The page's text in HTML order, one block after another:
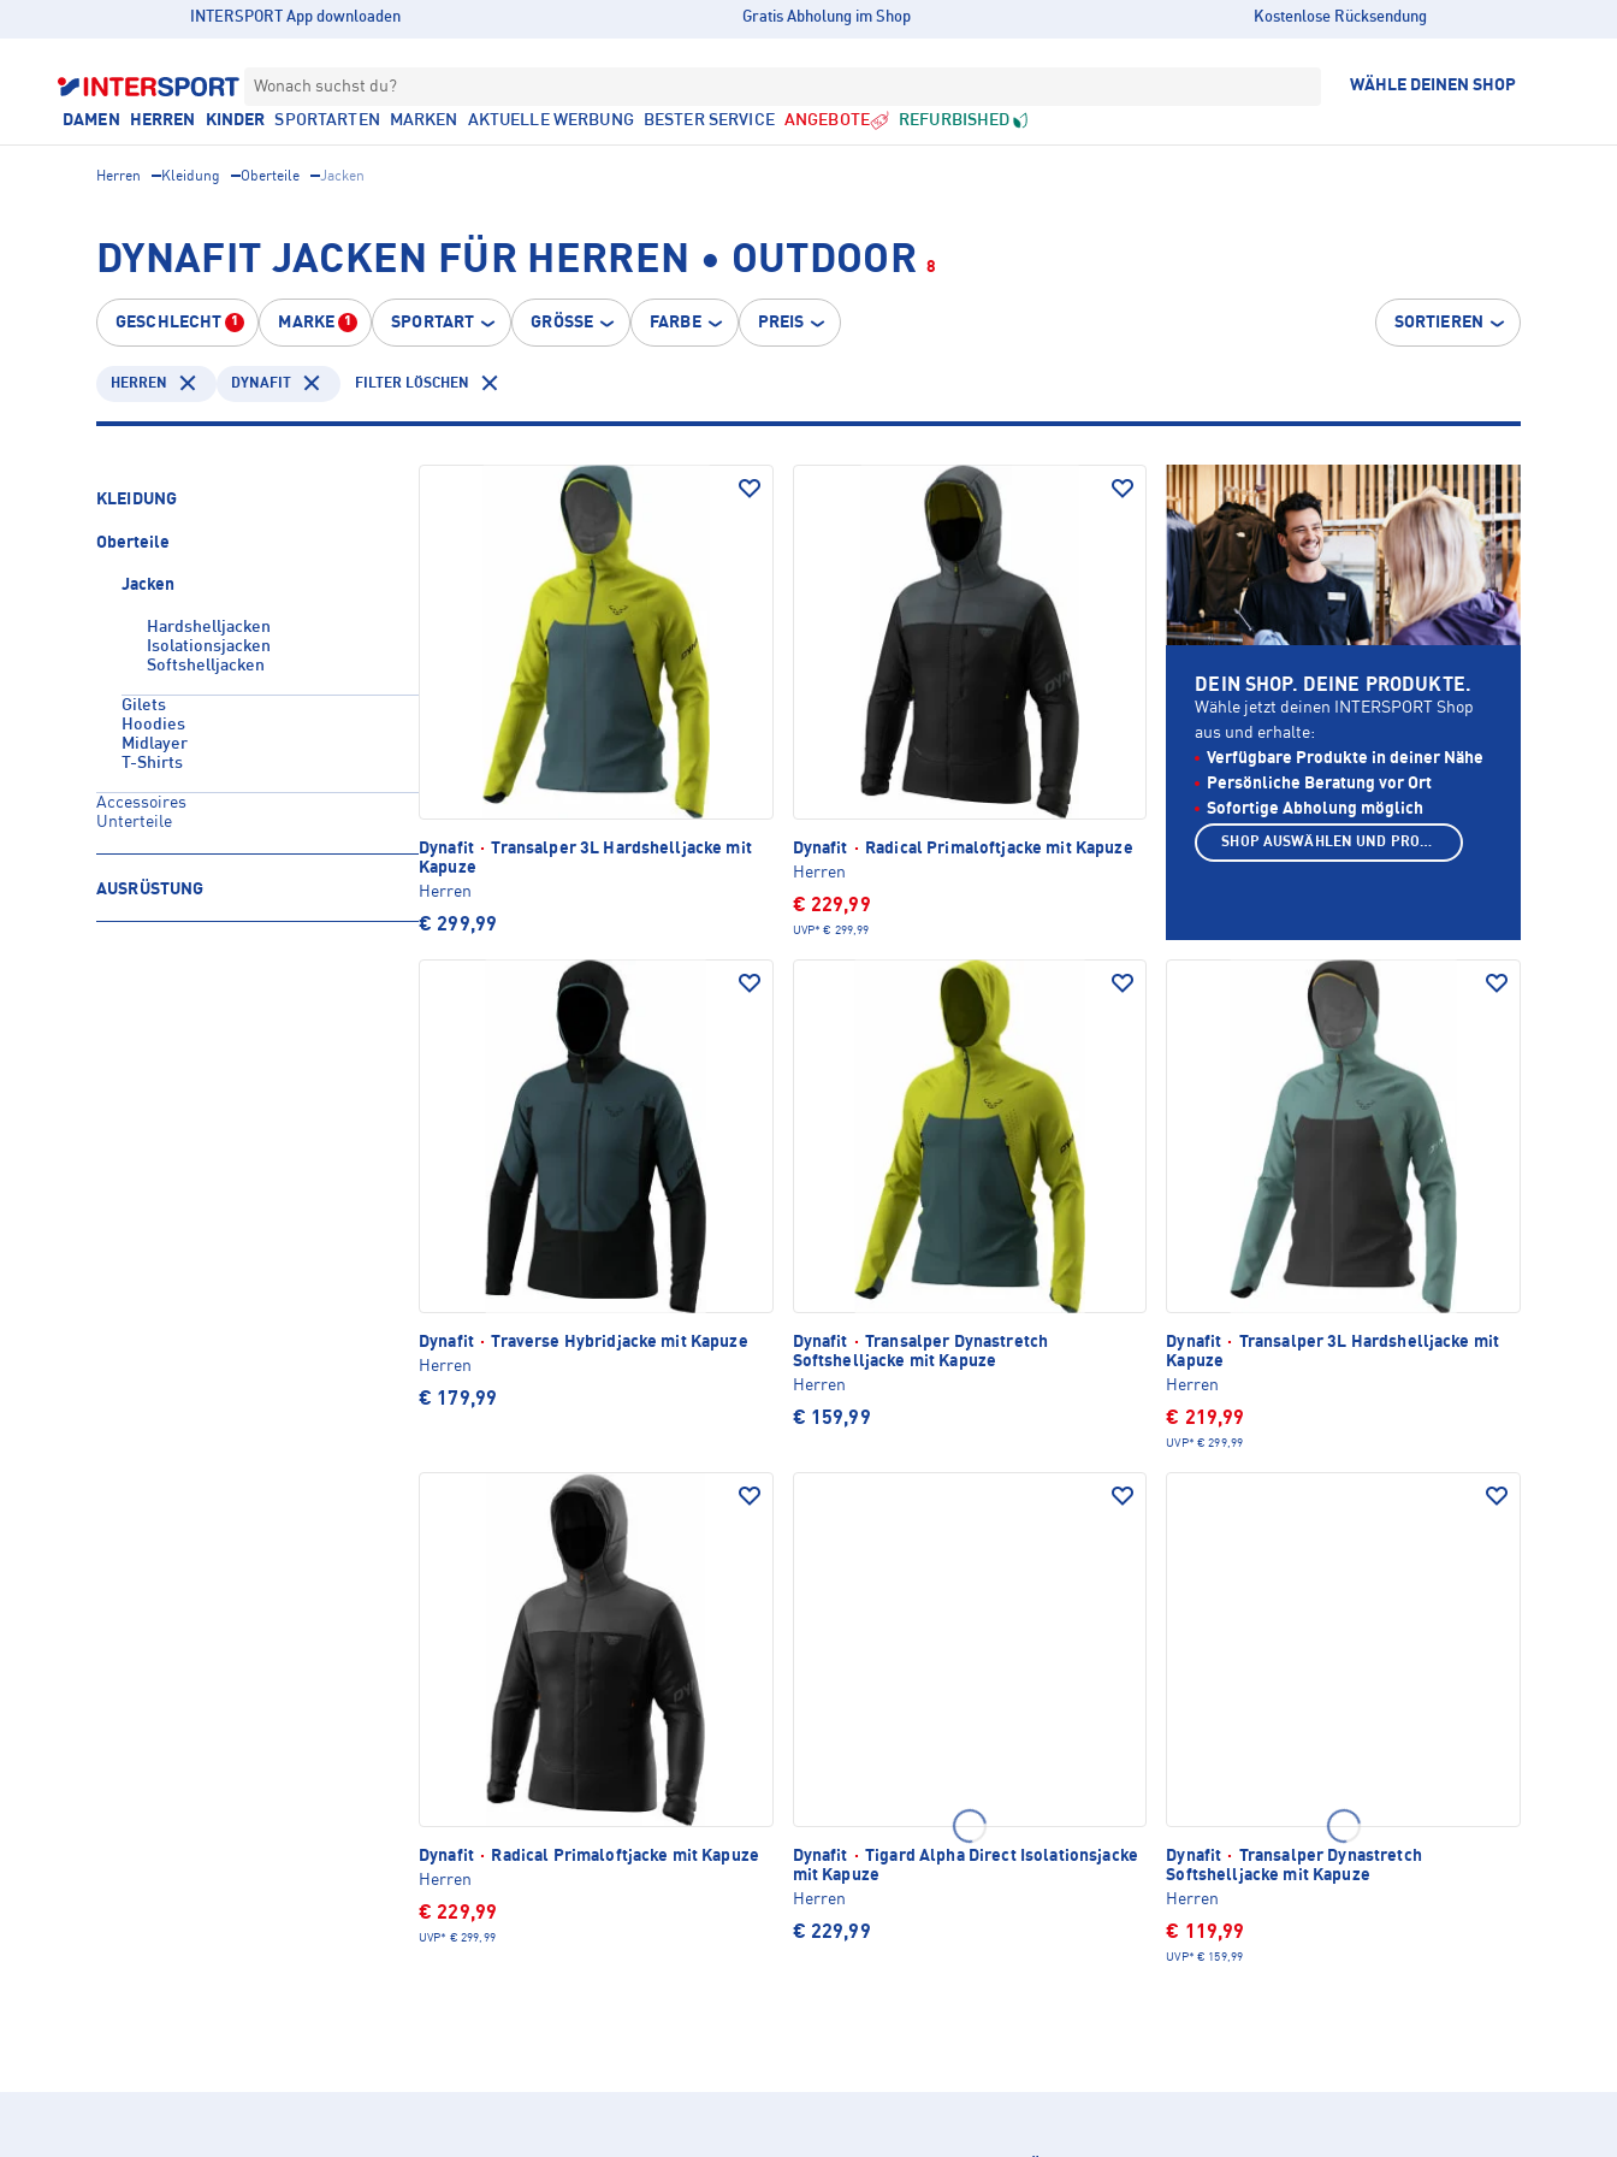
INTERSPORT App downloaden Gratis Abholung im Shop Kostenlose Rücksendung
Wonach suchst du? WÄHLE DEINEN SHOP
DAMEN HERREN KINDER SPORTARTEN MARKEN AKTUELLE WERBUNG BESTER SERVICE ANGEBOTE REFURBISHED
Herren Kleidung Oberteile Jacken
DYNAFIT JACKEN FÜR HERREN • OUTDOOR 8
GESCHLECHT 1 MARKE 1 SPORTART GRÖSSE FARBE PREIS SORTIEREN
HERREN DYNAFIT FILTER LÖSCHEN
KLEIDUNG
Oberteile
Jacken
Hardshelljacken
Isolationsjacken
Softshelljacken
Gilets
Hoodies
Midlayer
T-Shirts
Accessoires
Unterteile
AUSRÜSTUNG
Dynafit · Transalper 3L Hardshelljacke mit
Kapuze
Herren
€ 299,99
Dynafit ·
Radical Primaloftjacke mit Kapuze
Herren
€ 229,99
UVP* € 299,99
Dynafit · Traverse Hybridjacke mit Kapuze
Herren
€ 179,99
Dynafit · Transalper Dynastretch
Softshelljacke mit Kapuze
Herren
€ 159,99
Dynafit · Transalper 3L Hardshelljacke mit
Kapuze
Herren
€ 219,99
UVP* € 299,99
Dynafit ·
Radical Primaloftjacke mit Kapuze
Herren
€ 229,99
UVP* € 299,99
Dynafit · Tigard Alpha Direct Isolationsjacke
mit Kapuze
Herren
€ 229,99
Dynafit · Transalper Dynastretch
Softshelljacke mit Kapuze
Herren
€ 119,99
UVP* € 159,99
DEIN SHOP. DEINE PRODUKTE.
Wähle jetzt deinen INTERSPORT Shop
aus und erhalte:
Verfügbare Produkte in deiner Nähe
Persönliche Beratung vor Ort
Sofortige Abholung möglich
SHOP AUSWÄHLEN UND PRODUKTE ANZEIGEN